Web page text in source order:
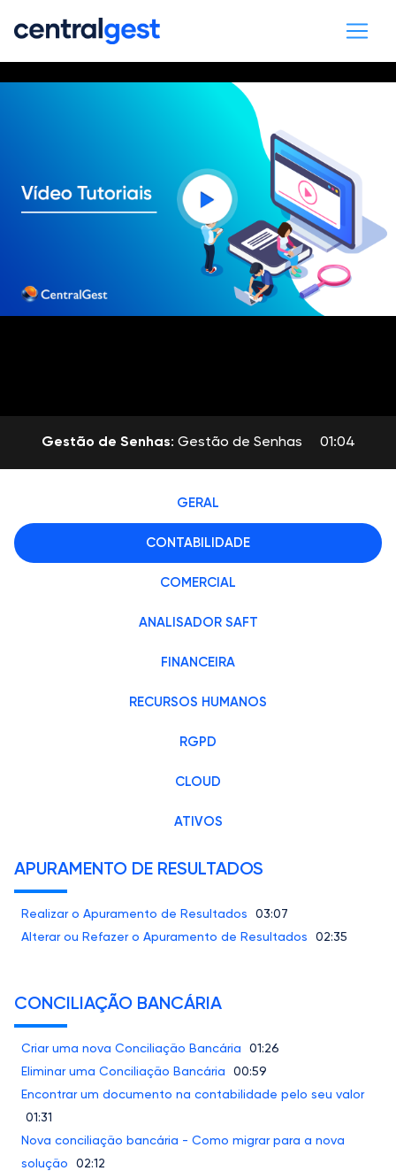
Gestão de Senhas: Gestão de Senhas 01:04
GERAL
CONTABILIDADE
COMERCIAL
ANALISADOR SAFT
FINANCEIRA
RECURSOS HUMANOS
RGPD
CLOUD
ATIVOS
APURAMENTO DE RESULTADOS
Realizar o Apuramento de Resultados
03:07
Alterar ou Refazer o Apuramento de Resultados
02:35
CONCILIAÇÃO BANCÁRIA
Criar uma nova Conciliação Bancária
01:26
Eliminar uma Conciliação Bancária
00:59
Encontrar um documento na contabilidade pelo seu valor
01:31
Nova conciliação bancária - Como migrar para a nova
solução
02:12